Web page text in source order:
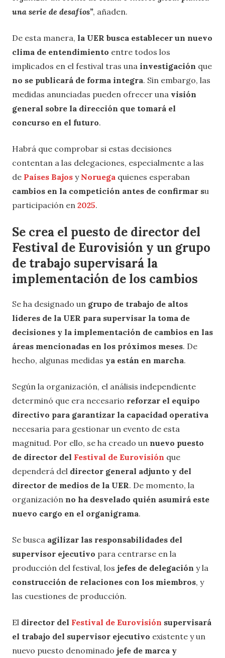
una serie de desafíos”, añaden.
De esta manera, la UER busca establecer un nuevo
clima de entendimiento entre todos los
implicados en el festival tras una investigación que
no se publicará de forma integra. Sin embargo, las
medidas anunciadas pueden ofrecer una visión
general sobre la dirección que tomará el
concurso en el futuro.
Habrá que comprobar si estas decisiones
contentan a las delegaciones, especialmente a las
de Países Bajos y Noruega quienes esperaban
cambios en la competición antes de confirmar su
participación en 2025.
Se crea el puesto de director del
Festival de Eurovisión y un grupo
de trabajo supervisará la
implementación de los cambios
Se ha designado un grupo de trabajo de altos
líderes de la UER para supervisar la toma de
decisiones y la implementación de cambios en las
áreas mencionadas en los próximos meses. De
hecho, algunas medidas ya están en marcha.
Según la organización, el análisis independiente
determinó que era necesario reforzar el equipo
directivo para garantizar la capacidad operativa
necesaria para gestionar un evento de esta
magnitud. Por ello, se ha creado un nuevo puesto
de director del Festival de Eurovisión que
dependerá del director general adjunto y del
director de medios de la UER. De momento, la
organización no ha desvelado quién asumirá este
nuevo cargo en el organigrama.
Se busca agilizar las responsabilidades del
supervisor ejecutivo para centrarse en la
producción del festival, los jefes de delegación y la
construcción de relaciones con los miembros, y
las cuestiones de producción.
El director del Festival de Eurovisión supervisará
el trabajo del supervisor ejecutivo existente y un
nuevo puesto denominado jefe de marca y